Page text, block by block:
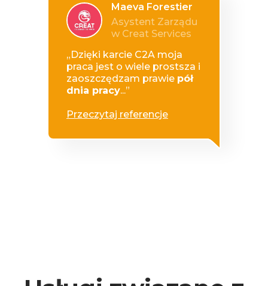
Maeva Forestier
Asystent Zarządu
w Creat Services
„Dzięki karcie C2A moja
praca jest o wiele prostsza i
zaoszczędzam prawie pół
dnia pracy...”
Przeczytaj referencje